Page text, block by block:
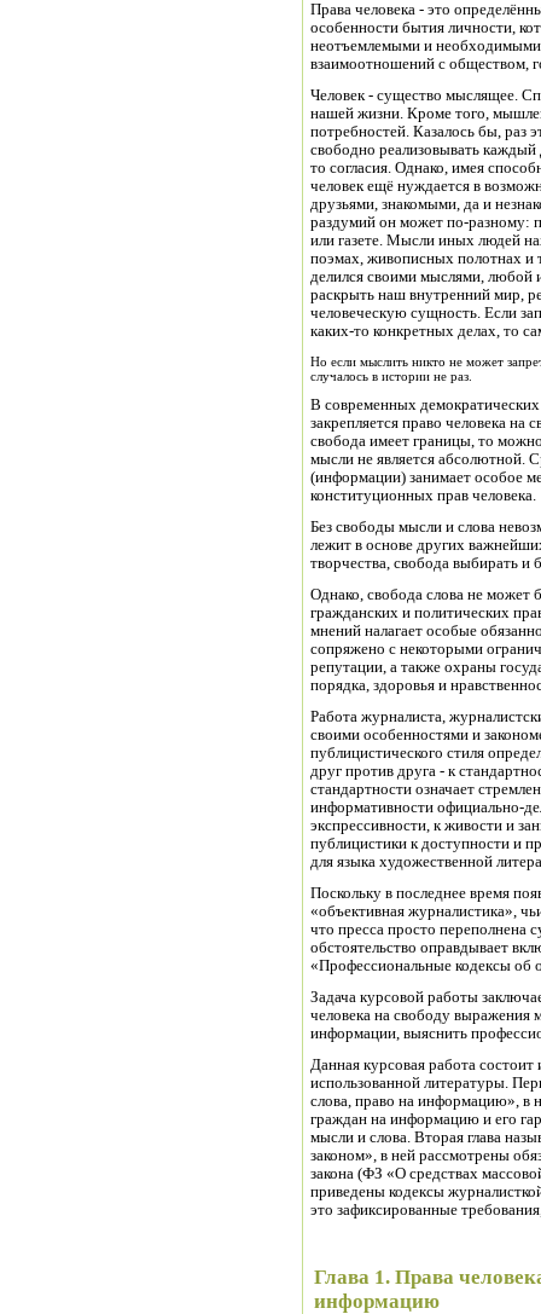
Права человека - это
особенности бытия личности,
неотъемлемыми и необходимыми
взаимоотношений с обществом,
Человек - существо мыслящее.
нашей жизни. Кроме того,
потребностей. Казалось бы, раз
свободно реализовывать
то согласия. Однако, имея
человек ещё нуждается в
друзьями, знакомыми, да и
раздумий он может по-разному:
или газете. Мысли иных людей
поэмах, живописных полотнах и
делился своими мыслями, любой
раскрыть наш внутренний мир,
человеческую сущность. Если
каких-то конкретных делах, то
Но если мыслить никто не может
случалось в истории не раз.
В современных демократических
закрепляется право человека на
свобода имеет границы, то
мысли не является абсолютной.
(информации) занимает особое
конституционных прав человека.
Без свободы мысли и слова
лежит в основе других
творчества, свобода выбирать
Однако, свобода слова не
гражданских и политических
мнений налагает особые
сопряжено с некоторыми
репутации, а также охраны
порядка, здоровья и
Работа журналиста,
своими особенностями и
публицистического стиля
друг против друга - к
стандартности означает
информативности официально-
экспрессивности, к живости и
публицистики к доступности и
для языка художественной
Поскольку в последнее время
«объективная журналистика»,
что пресса просто переполнена
обстоятельство оправдывает
«Профессиональные кодексы об
Задача курсовой работы
человека на свободу выражения
информации, выяснить
Данная курсовая работа состоит
использованной литературы.
слова, право на информацию», в
граждан на информацию и его
мысли и слова. Вторая глава
законом», в ней рассмотрены
закона (ФЗ «О средствах
приведены кодексы
это зафиксированные
Глава 1. Права
информацию